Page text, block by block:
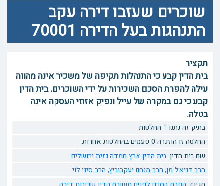
שוכרים שעזבו דירה עקב
התנהגות בעל הדירה 70001
תקציר
בית הדין קבע כי התנהלות תקיפה של משכיר אינה מהווה
עילה להפרת הסכם השכירות על ידי השוכרים. בית הדין
קבע כי גם במקרה של עייל ונפיק אזוזי העסקה אינה
בטלה.
בתיק זה נתנו 1 החלטות.
החלטה זו הוזכרה 0 פעמים בהחלטות אחרות.
שם בית הדין:בית הדין ארץ חמדה גזית ירושלים
הרב דניאל מן, הרב מנחם יעקבוביץ, הרב סיני לוי